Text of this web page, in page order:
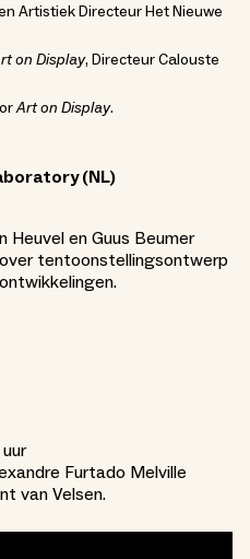
Artistiek Directeur Het Nieuwe
on Display, Directeur Calouste
Art on Display.
(NL)
Heuvel en Guus Beumer
tentoonstellingsontwerp
Furtado Melville
van Velsen.